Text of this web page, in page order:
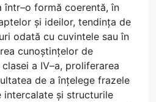
într–o formă coerentă, în
și ideilor, tendința de
odată cu cuvintele sau în
cunoștințelor de
a IV–a, proliferarea
de a înțelege frazele
intercalate și structurile